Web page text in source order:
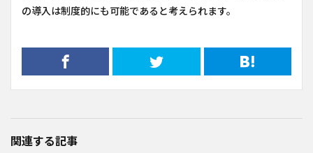
の導入は制度的にも可能であると考えられます。
関連する記事